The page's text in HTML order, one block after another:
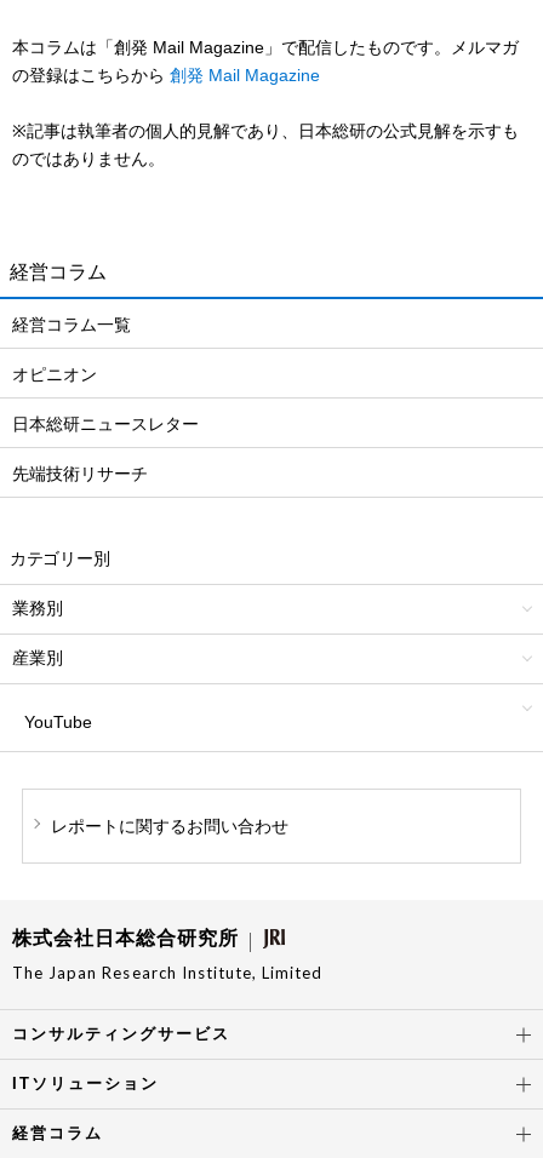
本コラムは「創発 Mail Magazine」で配信したものです。メルマガ
の登録はこちらから 創発 Mail Magazine
※記事は執筆者の個人的見解であり、日本総研の公式見解を示すも
のではありません。
経営コラム
経営コラム一覧
オピニオン
日本総研ニュースレター
先端技術リサーチ
カテゴリー別
業務別
産業別
YouTube
レポートに関するお問い合わせ
株式会社日本総合研究所
The Japan Research Institute, Limited
コンサルティングサービス
ITソリューション
経営コラム